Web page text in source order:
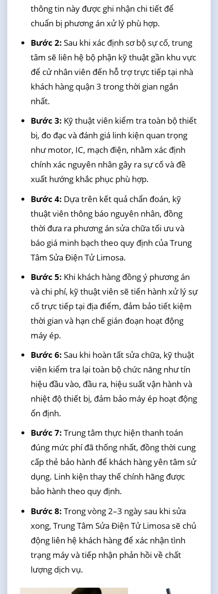
thông tin này được ghi nhận chi tiết để
chuẩn bị phương án xử lý phù hợp.
Bước 2: Sau khi xác định sơ bộ sự cố, trung
tâm sẽ liên hệ bộ phận kỹ thuật gần khu vực
để cử nhân viên đến hỗ trợ trực tiếp tại nhà
khách hàng quận 3 trong thời gian ngắn
nhất.
Bước 3: Kỹ thuật viên kiểm tra toàn bộ thiết
bị, đo đạc và đánh giá linh kiện quan trọng
như motor, IC, mạch điện, nhằm xác định
chính xác nguyên nhân gây ra sự cố và đề
xuất hướng khắc phục phù hợp.
Bước 4: Dựa trên kết quả chẩn đoán, kỹ
thuật viên thông báo nguyên nhân, đồng
thời đưa ra phương án sửa chữa tối ưu và
báo giá minh bạch theo quy định của Trung
Tâm Sửa Điện Tử Limosa.
Bước 5: Khi khách hàng đồng ý phương án
và chi phí, kỹ thuật viên sẽ tiến hành xử lý sự
cố trực tiếp tại địa điểm, đảm bảo tiết kiệm
thời gian và hạn chế gián đoạn hoạt động
máy ép.
Bước 6: Sau khi hoàn tất sửa chữa, kỹ thuật
viên kiểm tra lại toàn bộ chức năng như tín
hiệu đầu vào, đầu ra, hiệu suất vận hành và
nhiệt độ thiết bị, đảm bảo máy ép hoạt động
ổn định.
Bước 7: Trung tâm thực hiện thanh toán
đúng mức phí đã thống nhất, đồng thời cung
cấp thẻ bảo hành để khách hàng yên tâm sử
dụng. Linh kiện thay thế chính hãng được
bảo hành theo quy định.
Bước 8: Trong vòng 2–3 ngày sau khi sửa
xong, Trung Tâm Sửa Điện Tử Limosa sẽ chủ
động liên hệ khách hàng để xác nhận tình
trạng máy và tiếp nhận phản hồi về chất
lượng dịch vụ.